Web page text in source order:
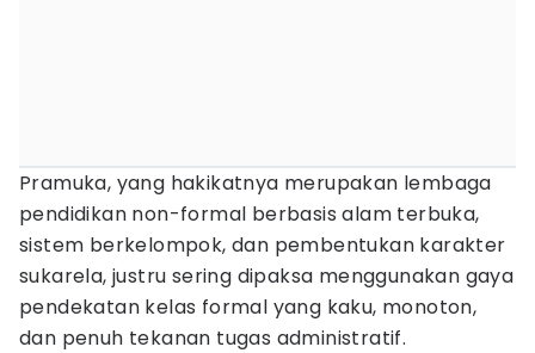
Pramuka, yang hakikatnya merupakan lembaga
pendidikan non-formal berbasis alam terbuka,
sistem berkelompok, dan pembentukan karakter
sukarela, justru sering dipaksa menggunakan gaya
pendekatan kelas formal yang kaku, monoton,
dan penuh tekanan tugas administratif.